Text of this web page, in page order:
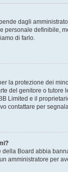
dagli
personale definibile,
di farlo.
la protezione dei
del genitore o
Limited e il
contattare per
della Board abbia
amministratore per